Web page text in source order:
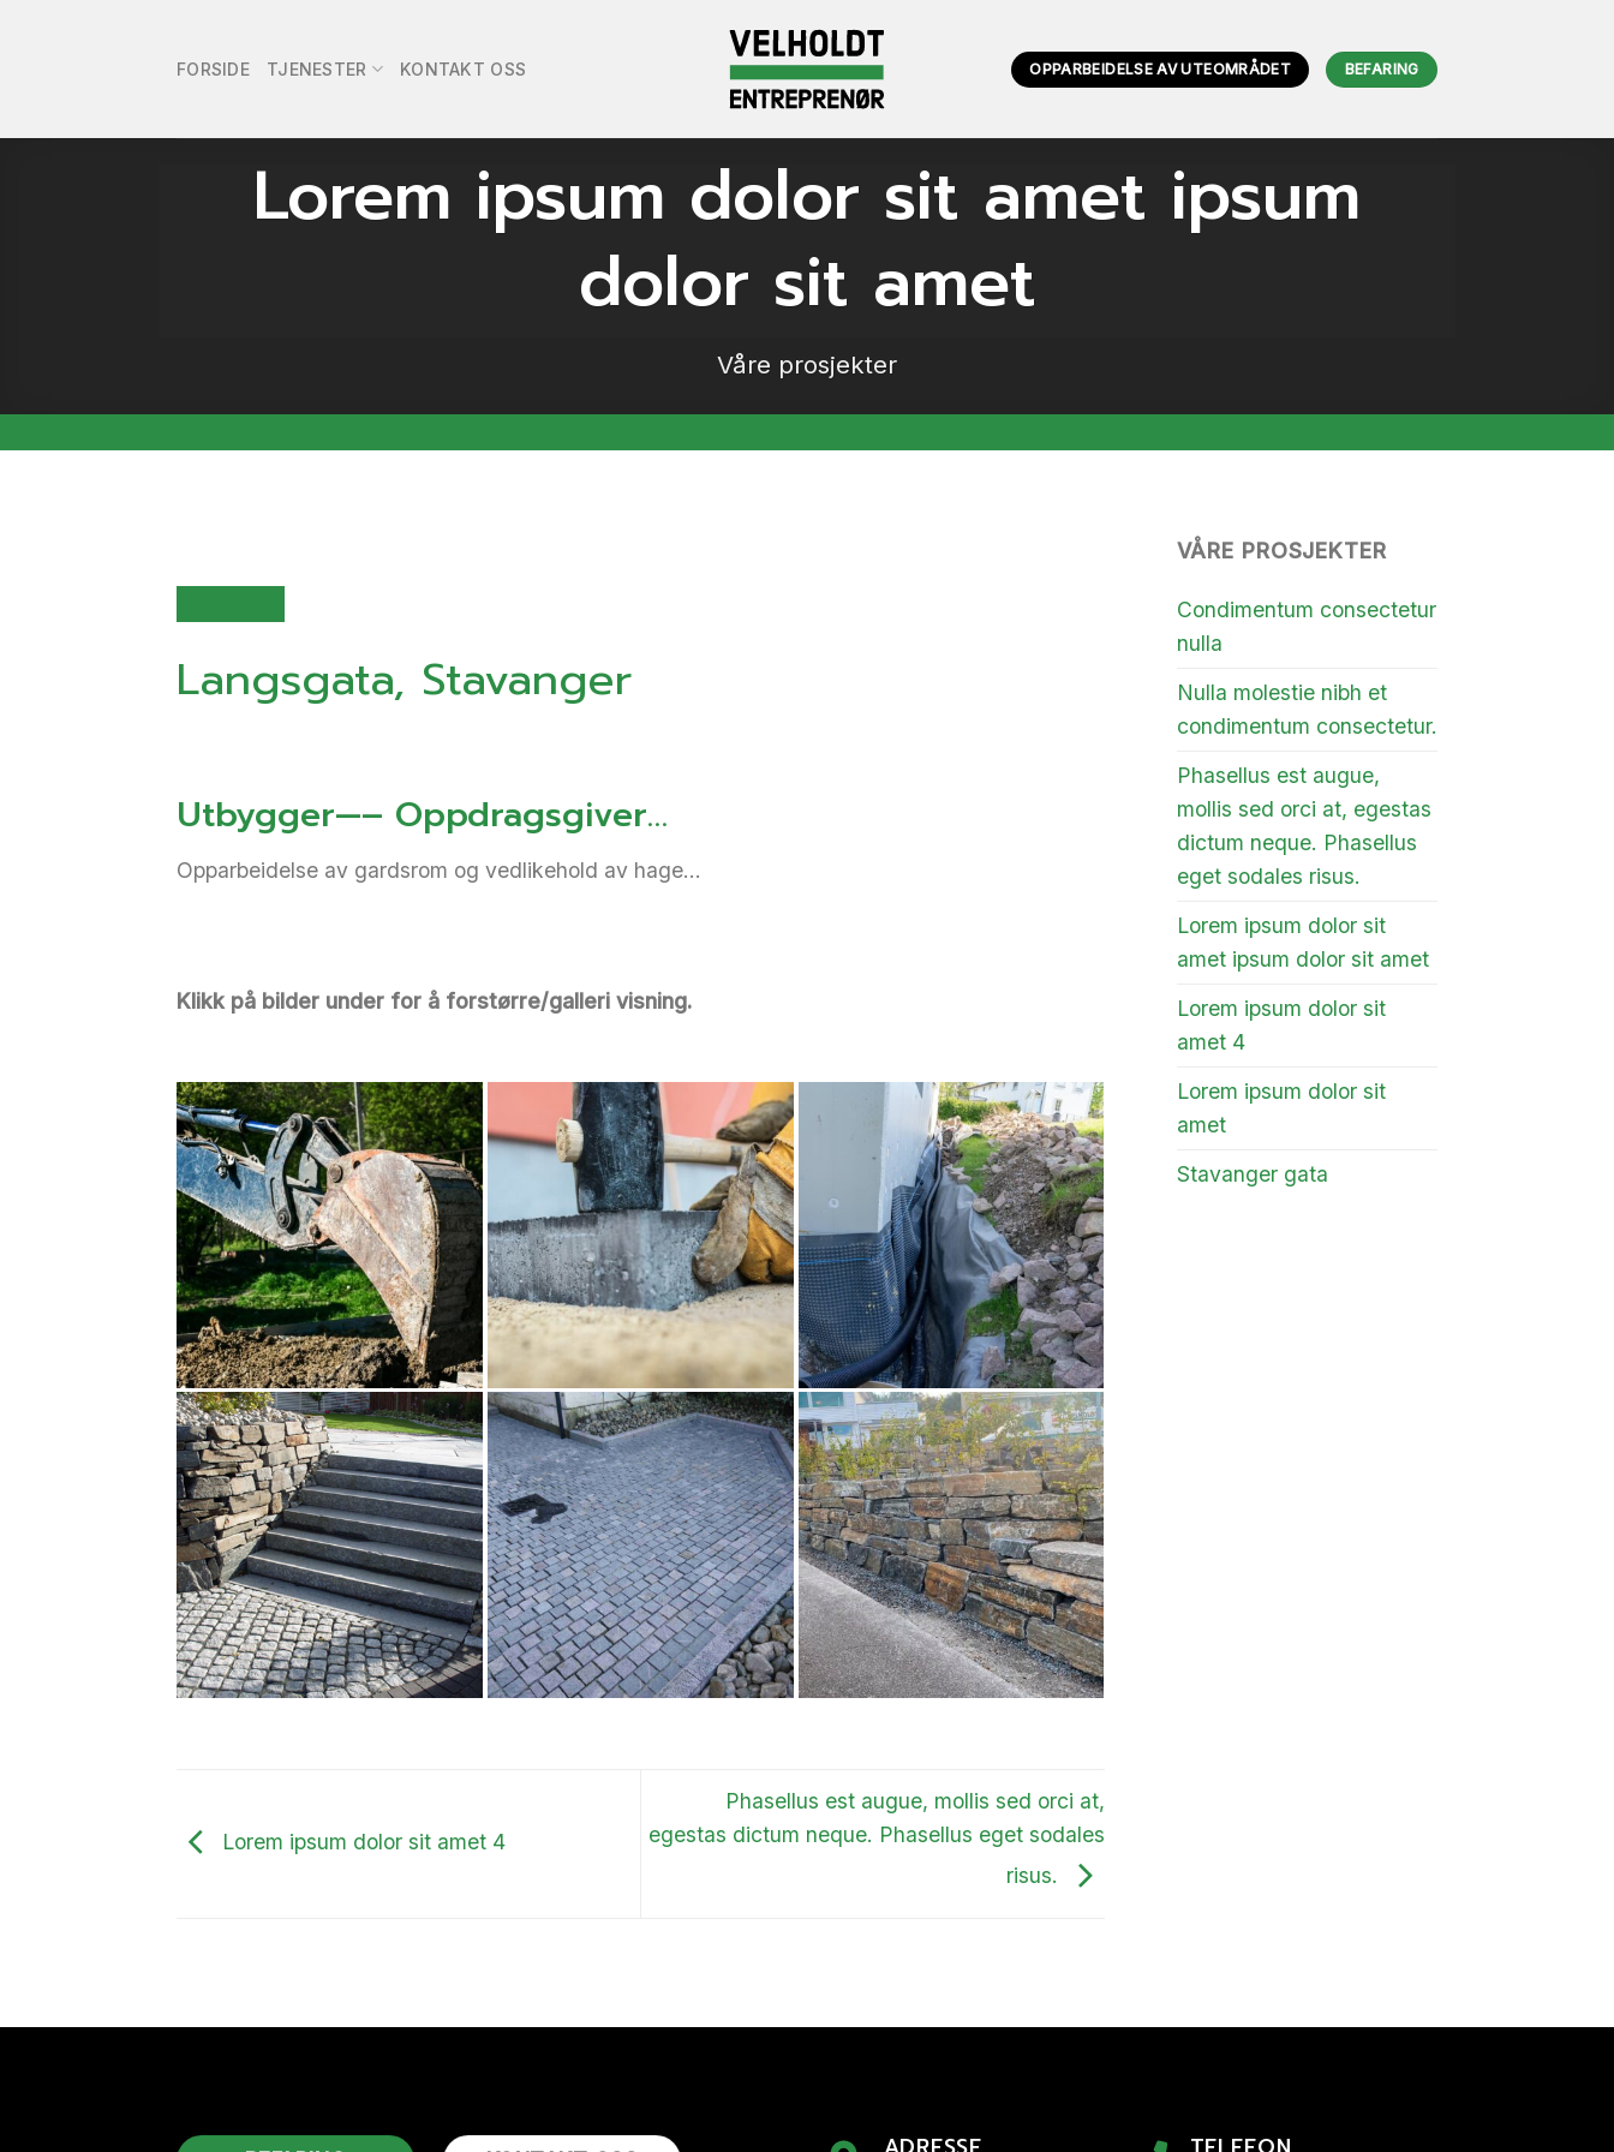
FORSIDE TJENESTER KONTAKT OSS OPPARBEIDELSE AV UTEOMRÅDET BEFARING
Lorem ipsum dolor sit amet ipsum
dolor sit amet
Våre prosjekter
Langsgata, Stavanger
Utbygger—– Oppdragsgiver…
Opparbeidelse av gardsrom og vedlikehold av hage…
Klikk på bilder under for å forstørre/galleri visning.
Lorem ipsum dolor sit amet 4
Phasellus est augue, mollis sed orci at,
egestas dictum neque. Phasellus eget sodales
risus.
VÅRE PROSJEKTER
Condimentum consectetur
nulla
Nulla molestie nibh et
condimentum consectetur.
Phasellus est augue,
mollis sed orci at, egestas
dictum neque. Phasellus
eget sodales risus.
Lorem ipsum dolor sit
amet ipsum dolor sit amet
Lorem ipsum dolor sit
amet 4
Lorem ipsum dolor sit
amet
Stavanger gata